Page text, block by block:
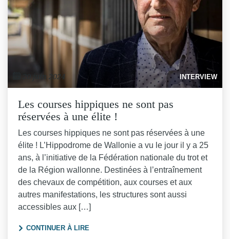
20 juin 2024 INTERVIEW
Les courses hippiques ne sont pas
réservées à une élite !
Les courses hippiques ne sont pas réservées à une
élite ! L’Hippodrome de Wallonie a vu le jour il y a 25
ans, à l’initiative de la Fédération nationale du trot et
de la Région wallonne. Destinées à l’entraînement
des chevaux de compétition, aux courses et aux
autres manifestations, les structures sont aussi
accessibles aux […]
CONTINUER À LIRE